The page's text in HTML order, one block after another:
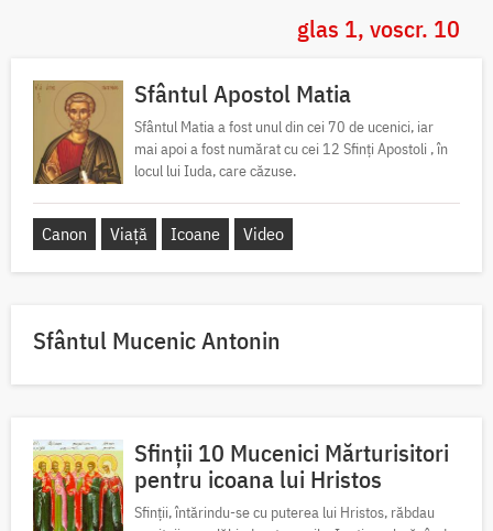
glas 1, voscr. 10
Sfântul Apostol Matia
Sfântul Matia a fost unul din cei 70 de ucenici, iar
mai apoi a fost numărat cu cei 12 Sfinți Apostoli , în
locul lui Iuda, care căzuse.
Canon Viață Icoane Video
Sfântul Mucenic Antonin
Sfinții 10 Mucenici Mărturisitori
pentru icoana lui Hristos
Sfinții, întărindu-se cu puterea lui Hristos, răbdau